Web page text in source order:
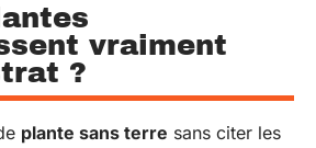
vraiment
?
plante sans terre sans citer les